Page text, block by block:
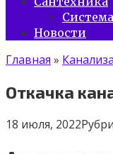
Новости
Главная »
Откачка
18 июля, 2022